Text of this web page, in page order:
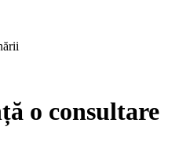
o consultare